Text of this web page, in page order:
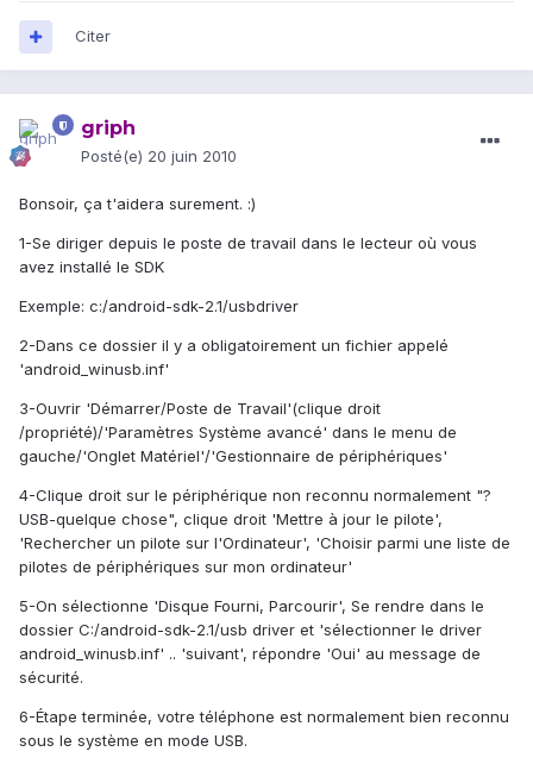
Citer
griph
Posté(e) 20 juin 2010
Bonsoir, ça t'aidera surement. :)
1-Se diriger depuis le poste de travail dans le lecteur où vous
avez installé le SDK
Exemple: c:/android-sdk-2.1/usbdriver
2-Dans ce dossier il y a obligatoirement un fichier appelé
'android_winusb.inf'
3-Ouvrir 'Démarrer/Poste de Travail'(clique droit
/propriété)/'Paramètres Système avancé' dans le menu de
gauche/'Onglet Matériel'/'Gestionnaire de périphériques'
4-Clique droit sur le périphérique non reconnu normalement "?
USB-quelque chose", clique droit 'Mettre à jour le pilote',
'Rechercher un pilote sur l'Ordinateur', 'Choisir parmi une liste de
pilotes de périphériques sur mon ordinateur'
5-On sélectionne 'Disque Fourni, Parcourir', Se rendre dans le
dossier C:/android-sdk-2.1/usb driver et 'sélectionner le driver
android_winusb.inf' .. 'suivant', répondre 'Oui' au message de
sécurité.
6-Étape terminée, votre téléphone est normalement bien reconnu
sous le système en mode USB.